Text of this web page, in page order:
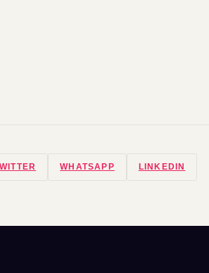
WHATSAPP LINKEDIN